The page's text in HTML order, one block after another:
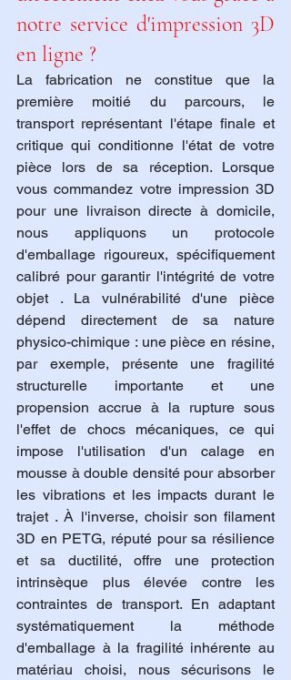
notre service d'impression 3D
en ligne ?
La fabrication ne constitue que la
première moitié du parcours, le
transport représentant l'étape finale et
critique qui conditionne l'état de votre
pièce lors de sa réception. Lorsque
vous commandez votre impression 3D
pour une livraison directe à domicile,
nous appliquons un protocole
d'emballage rigoureux, spécifiquement
calibré pour garantir l'intégrité de votre
objet . La vulnérabilité d'une pièce
dépend directement de sa nature
physico-chimique : une pièce en résine,
par exemple, présente une fragilité
structurelle importante et une
propension accrue à la rupture sous
l'effet de chocs mécaniques, ce qui
impose l'utilisation d'un calage en
mousse à double densité pour absorber
les vibrations et les impacts durant le
trajet . À l'inverse, choisir son filament
3D en PETG, réputé pour sa résilience
et sa ductilité, offre une protection
intrinsèque plus élevée contre les
contraintes de transport. En adaptant
systématiquement la méthode
d'emballage à la fragilité inhérente au
matériau choisi, nous sécurisons le